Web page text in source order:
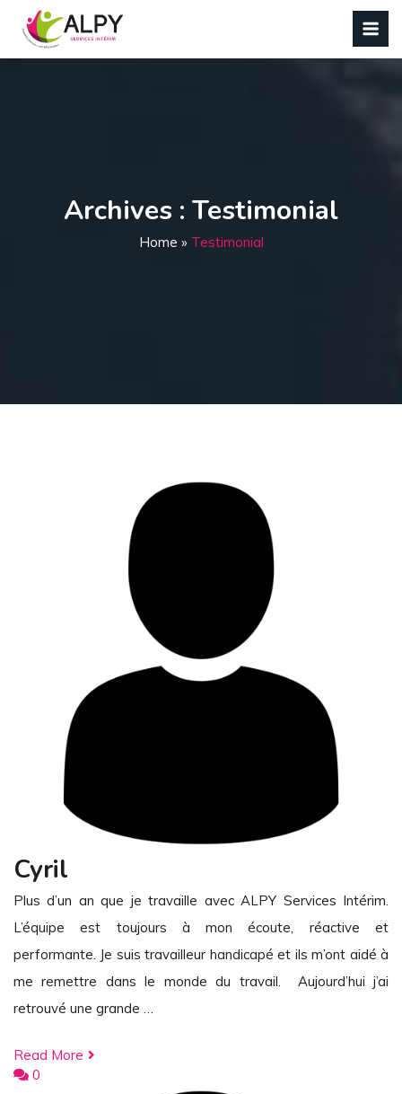
Archives : Testimonial
Home » Testimonial
Cyril
Plus d’un an que je travaille avec ALPY Services Intérim.
L’équipe est toujours à mon écoute, réactive et
performante. Je suis travailleur handicapé et ils m’ont aidé à
me remettre dans le monde du travail. Aujourd’hui j’ai
retrouvé une grande …
Read More
0
Panneau de gestion des cookies